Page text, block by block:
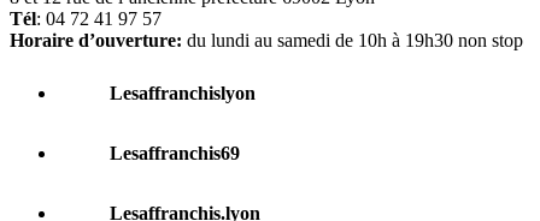
Tél: 04 72 41 97 57
Horaire d’ouverture: du lundi au samedi de 10h à 19h30 non stop
Lesaffranchislyon
Lesaffranchis69
Lesaffranchis.lyon